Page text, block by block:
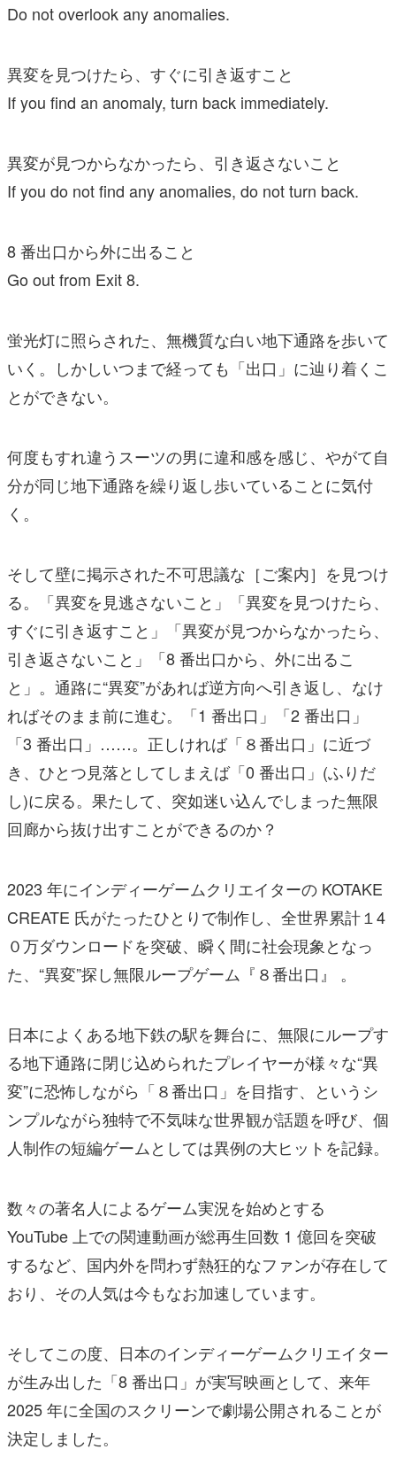
Do not overlook any anomalies.
異変を見つけたら、すぐに引き返すこと
If you find an anomaly, turn back immediately.
異変が見つからなかったら、引き返さないこと
If you do not find any anomalies, do not turn back.
8 番出口から外に出ること
Go out from Exit 8.
蛍光灯に照らされた、無機質な白い地下通路を歩いて
いく。しかしいつまで経っても「出口」に辿り着くこ
とができない。
何度もすれ違うスーツの男に違和感を感じ、やがて自
分が同じ地下通路を繰り返し歩いていることに気付
く。
そして壁に掲示された不可思議な［ご案内］を見つけ
る。「異変を見逃さないこと」「異変を見つけたら、
すぐに引き返すこと」「異変が見つからなかったら、
引き返さないこと」「8 番出口から、外に出るこ
と」。通路に“異変”があれば逆方向へ引き返し、なけ
ればそのまま前に進む。「1 番出口」「2 番出口」
「3 番出口」……。正しければ「８番出口」に近づ
き、ひとつ見落としてしまえば「0 番出口」(ふりだ
し)に戻る。果たして、突如迷い込んでしまった無限
回廊から抜け出すことができるのか？
2023 年にインディーゲームクリエイターの KOTAKE
CREATE 氏がたったひとりで制作し、全世界累計１4
０万ダウンロードを突破、瞬く間に社会現象となっ
た、“異変”探し無限ループゲーム『８番出口』 。
日本によくある地下鉄の駅を舞台に、無限にループす
る地下通路に閉じ込められたプレイヤーが様々な“異
変”に恐怖しながら「８番出口」を目指す、というシ
ンプルながら独特で不気味な世界観が話題を呼び、個
人制作の短編ゲームとしては異例の大ヒットを記録。
数々の著名人によるゲーム実況を始めとする
YouTube 上での関連動画が総再生回数 1 億回を突破
するなど、国内外を問わず熱狂的なファンが存在して
おり、その人気は今もなお加速しています。
そしてこの度、日本のインディーゲームクリエイター
が生み出した「8 番出口」が実写映画として、来年
2025 年に全国のスクリーンで劇場公開されることが
決定しました。